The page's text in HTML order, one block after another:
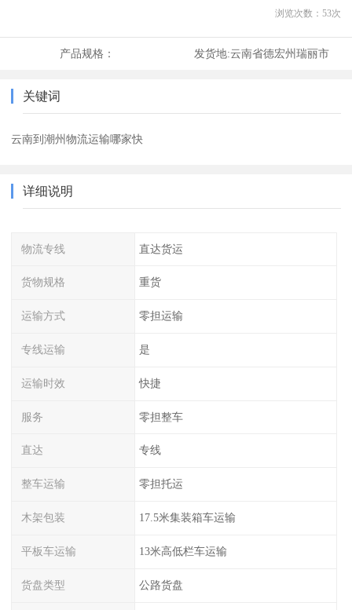
浏览次数： 53次
产品规格： 发货地:云南省德宏州瑞丽市
关键词
云南到潮州物流运输哪家快
详细说明
物流专线 直达货运
货物规格 重货
运输方式 零担运输
专线运输 是
运输时效 快捷
服务 零担整车
直达 专线
整车运输 零担托运
木架包装 17.5米集装箱车运输
平板车运输 13米高低栏车运输
货盘类型 公路货盘